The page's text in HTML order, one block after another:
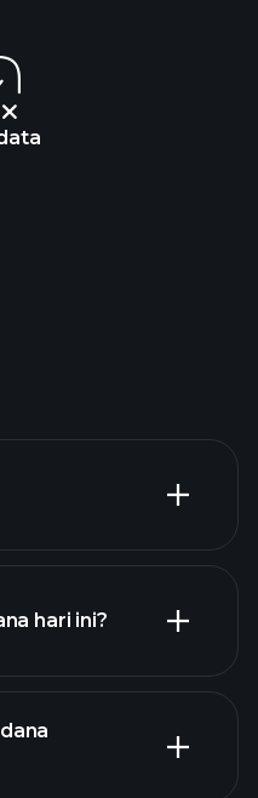
hari ini?